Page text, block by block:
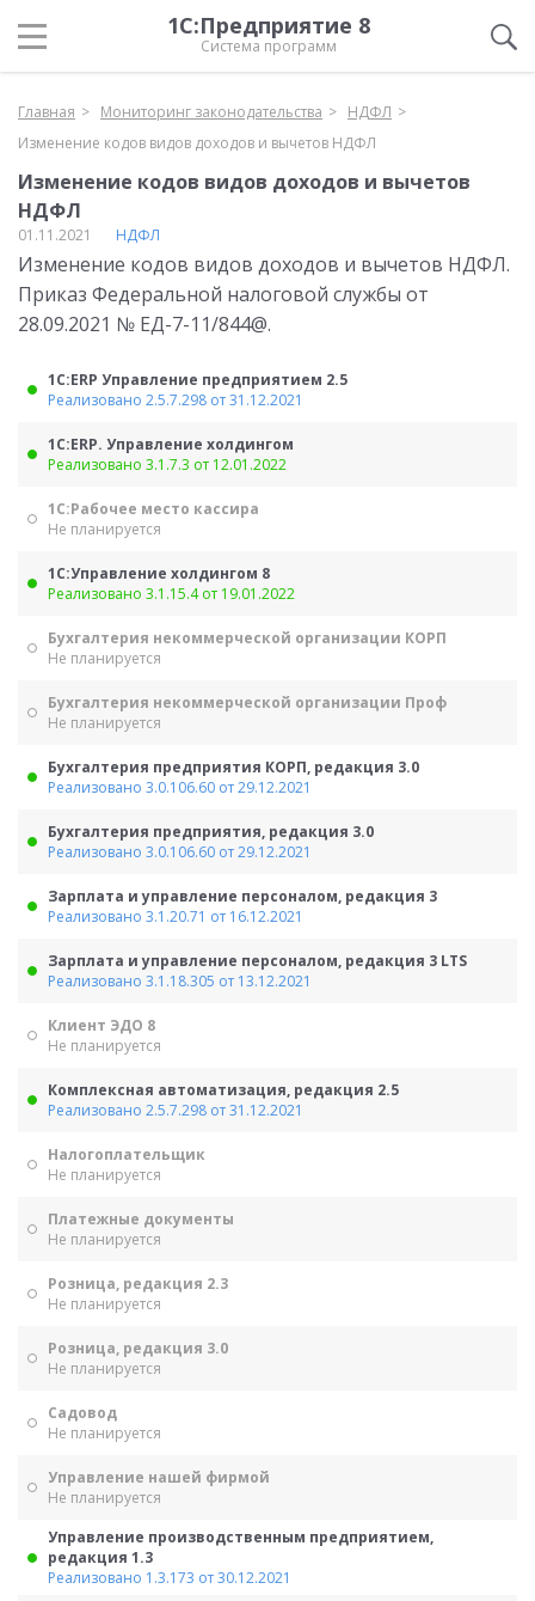
1С:Предприятие 8
Система программ
Главная Мониторинг законодательства
НДФЛ
Изменение кодов видов доходов и вычетов НДФЛ
Изменение кодов видов доходов и вычетов
НДФЛ
01.11.2021 НДФЛ
Изменение кодов видов доходов и вычетов НДФЛ.
Приказ Федеральной налоговой службы от
28.09.2021 № ЕД-7-11/844@.
1С:ERP Управление предприятием 2.5
Реализовано 2.5.7.298 от 31.12.2021
1С:ERP. Управление холдингом
Реализовано 3.1.7.3 от 12.01.2022
1С:Рабочее место кассира
Не планируется
1С:Управление холдингом 8
Реализовано 3.1.15.4 от 19.01.2022
Бухгалтерия некоммерческой организации КОРП
Не планируется
Бухгалтерия некоммерческой организации Проф
Не планируется
Бухгалтерия предприятия КОРП, редакция 3.0
Реализовано 3.0.106.60 от 29.12.2021
Бухгалтерия предприятия, редакция 3.0
Реализовано 3.0.106.60 от 29.12.2021
Зарплата и управление персоналом, редакция 3
Реализовано 3.1.20.71 от 16.12.2021
Зарплата и управление персоналом, редакция 3 LTS
Реализовано 3.1.18.305 от 13.12.2021
Клиент ЭДО 8
Не планируется
Комплексная автоматизация, редакция 2.5
Реализовано 2.5.7.298 от 31.12.2021
Налогоплательщик
Не планируется
Платежные документы
Не планируется
Розница, редакция 2.3
Не планируется
Розница, редакция 3.0
Не планируется
Садовод
Не планируется
Управление нашей фирмой
Не планируется
Управление производственным предприятием,
редакция 1.3
Реализовано 1.3.173 от 30.12.2021